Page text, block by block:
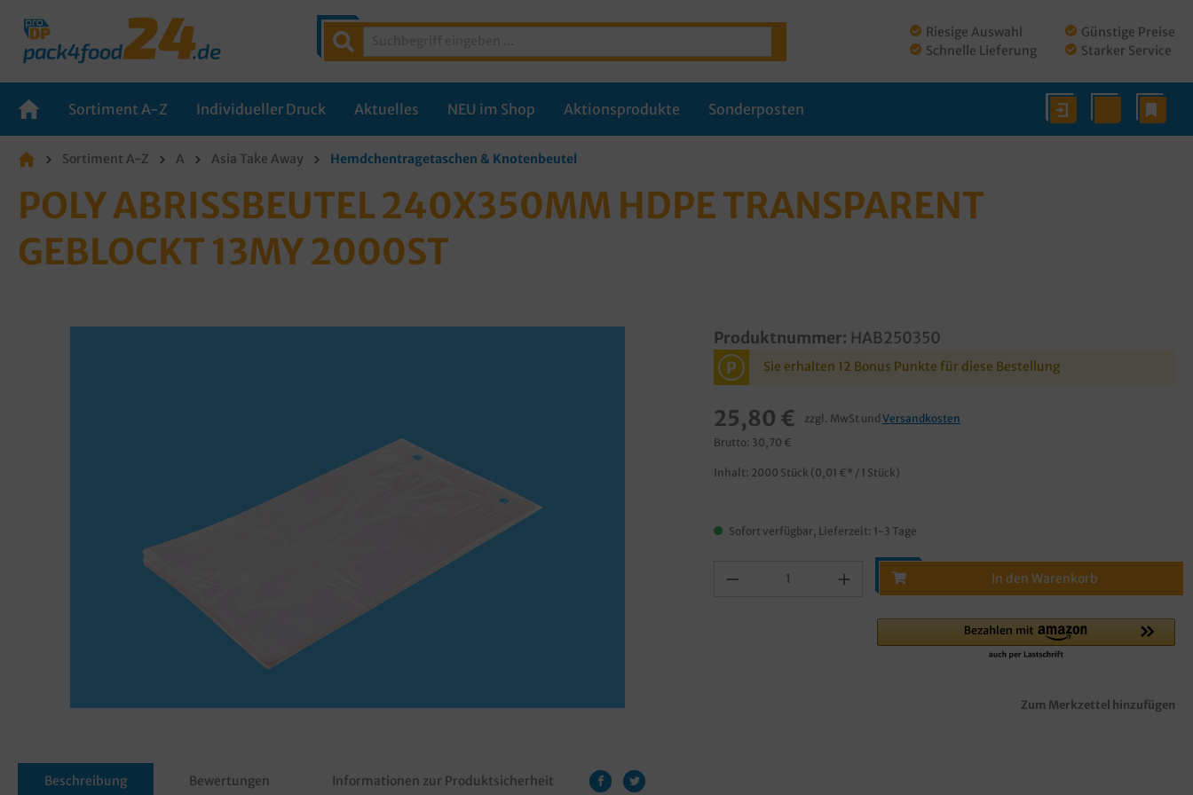
Riesige Auswahl
Schnelle Lieferung
Günstige Preise
Starker Service
Sortiment A-Z Individueller Druck Aktuelles NEU im Shop Aktionsprodukte Sonderposten
Sortiment A-Z A Asia Take Away Hemdchentragetaschen & Knotenbeutel
POLY ABRISSBEUTEL 240X350MM HDPE TRANSPARENT
GEBLOCKT 13MY 2000ST
Produktnummer: HAB250350
P Sie erhalten 12 Bonus Punkte für diese Bestellung
25,80 € zzgl. MwSt und Versandkosten
Brutto: 30,70 €
Inhalt: 2000 Stück (0,01 €* / 1 Stück)
Sofort verfügbar, Lieferzeit: 1-3 Tage
In den Warenkorb
Zum Merkzettel hinzufügen
Beschreibung Bewertungen Informationen zur Produktsicherheit